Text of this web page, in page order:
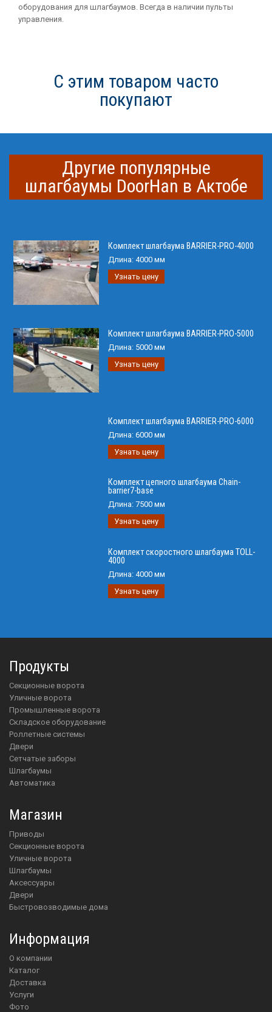
оборудования для шлагбаумов. Всегда в наличии пульты
управления.
С этим товаром часто
покупают
Другие популярные
шлагбаумы DoorHan в Актобе
Комплект шлагбаума BARRIER-PRO-4000
Длина:4000 мм
Узнать цену
Комплект шлагбаума BARRIER-PRO-5000
Длина: 5000 мм
Узнать цену
Комплект шлагбаума BARRIER-PRO-6000
Длина:6000 мм
Узнать цену
Комплект цепного шлагбаума Chain-
barrier7-base
Длина:7500 мм
Узнать цену
Комплект скоростного шлагбаума TOLL-
4000
Длина:4000 мм
Узнать цену
Продукты
Секционные ворота
Уличные ворота
Промышленные ворота
Складское оборудование
Роллетные системы
Двери
Сетчатые заборы
Шлагбаумы
Автоматика
Магазин
приводы
Секционные ворота
Уличные ворота
шлагбаумы
аксессуары
двери
Быстровозводимые дома
Информация
О компании
Каталог
Доставка
Услуги
Фото